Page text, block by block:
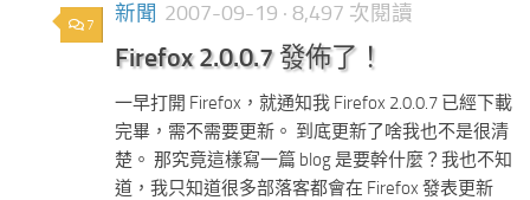
7 新聞 2007-09-19 · 8,497 次閱讀
Firefox 2.0.0.7 發佈了！
一早打開 Firefox，就通知我 Firefox 2.0.0.7 已經下載
完畢，需不需要更新。 到底更新了啥我也不是很清
楚。 那究竟這樣寫一篇 blog 是要幹什麼？我也不知
道，我只知道很多部落客都會在 Firefox 發表更新